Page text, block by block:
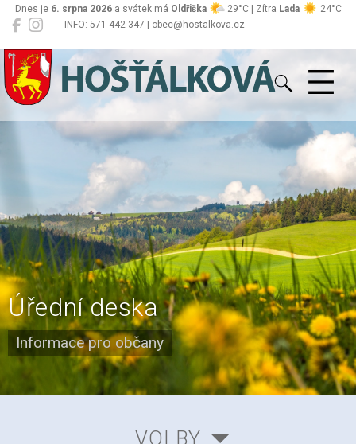
INFO: 571 442 347 | obec@hostalkova.cz
Dnes je 6. srpna 2026a svátek má Oldřiška 29°C | Zítra Lada 24°C
Hošťálková
Úřední deska
Informace pro občany
VOLBY